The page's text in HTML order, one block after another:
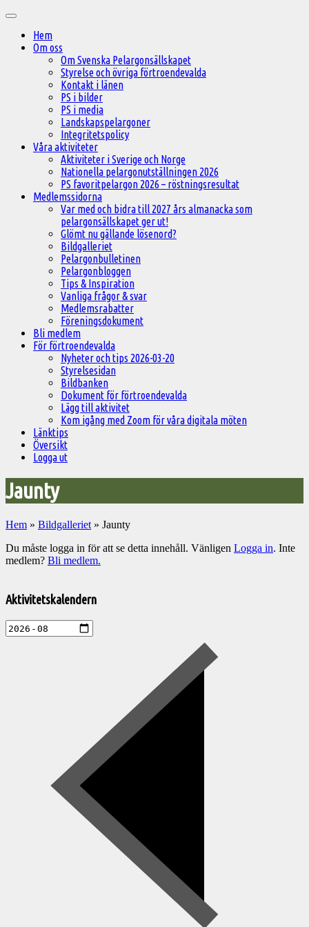
innehåll
Huvudmeny
Hem
Om oss
Om Svenska Pelargonsällskapet
Styrelse och övriga förtroendevalda
Kontakt i länen
PS i bilder
PS i media
Landskapspelargoner
Integritetspolicy
Våra aktiviteter
Aktiviteter i Sverige och Norge
Nationella pelargonutställningen 2026
PS favoritpelargon 2026 – röstningsresultat
Medlemssidorna
Var med och bidra till 2027 års almanacka som
pelargonsällskapet ger ut!
Glömt nu gällande lösenord?
Bildgalleriet
Pelargonbulletinen
Pelargonbloggen
Tips & Inspiration
Vanliga frågor & svar
Medlemsrabatter
Föreningsdokument
Bli medlem
För förtroendevalda
Nyheter och tips 2026-03-20
Styrelsesidan
Bildbanken
Dokument för förtroendevalda
Lägg till aktivitet
Kom igång med Zoom för våra digitala möten
Länktips
Översikt
Logga ut
Jaunty
Hem » Bildgalleriet » Jaunty
Du måste logga in för att se detta innehåll. Vänligen Logga in. Inte
medlem? Bli medlem.
till
aktiviteter
Aktivitetskalendern